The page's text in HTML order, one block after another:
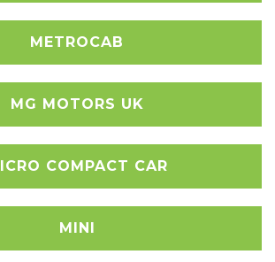
METROCAB
MG MOTORS UK
COMPACT CAR
MINI